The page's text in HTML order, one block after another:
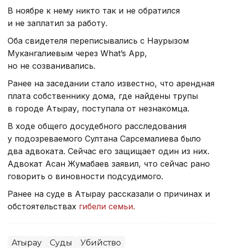
В ноябре к нему никто так и не обратился
и не заплатил за работу.
Оба свидетеля переписывались с Наурызом
Мукангалиевым через What’s App,
но не созванивались.
Ранее на заседании стало известно, что арендная
плата собственнику дома, где найдены трупы
в городе Атырау, поступала от незнакомца.
В ходе общего досудебного расследования
у подозреваемого Султана Сарсемалиева было
два адвоката. Сейчас его защищает один из них.
Адвокат Асан Жумабаев заявил, что сейчас рано
говорить о виновности подсудимого.
Ранее на суде в Атырау рассказали о причинах и
обстоятельствах гибели семьи.
Атырау Суды Убийство